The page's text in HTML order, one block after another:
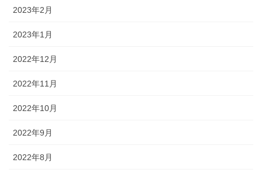
2023年2月
2023年1月
2022年12月
2022年11月
2022年10月
2022年9月
2022年8月